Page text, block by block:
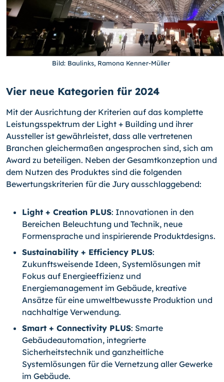
Bild: Baulinks, Ramona Kenner-Müller
Vier neue Kategorien für 2024
Mit der Ausrichtung der Kriterien auf das komplette
Leistungsspektrum der Light + Building und ihrer
Aussteller ist gewährleistet, dass alle vertretenen
Branchen gleichermaßen angesprochen sind, sich am
Award zu beteiligen. Neben der Gesamtkonzeption und
dem Nutzen des Produktes sind die folgenden
Bewertungskriterien für die Jury ausschlaggebend:
Light + Creation PLUS: Innovationen in den
Bereichen Beleuchtung und Technik, neue
Formensprache und inspirierende Produktdesigns.
Sustainability + Efficiency PLUS:
Zukunftsweisende Ideen, Systemlösungen mit
Fokus auf Energieeffizienz und
Energiemanagement im Gebäude, kreative
Ansätze für eine umweltbewusste Produktion und
nachhaltige Verwendung.
Smart + Connectivity PLUS: Smarte
Gebäudeautomation, integrierte
Sicherheitstechnik und ganzheitliche
Systemlösungen für die Vernetzung aller Gewerke
im Gebäude.